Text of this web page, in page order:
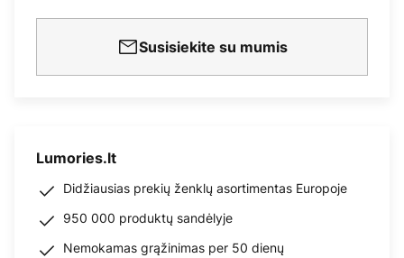
Susisiekite su mumis
Lumories.lt
Didžiausias prekių ženklų asortimentas Europoje
950 000 produktų sandėlyje
Nemokamas grąžinimas per 50 dienų